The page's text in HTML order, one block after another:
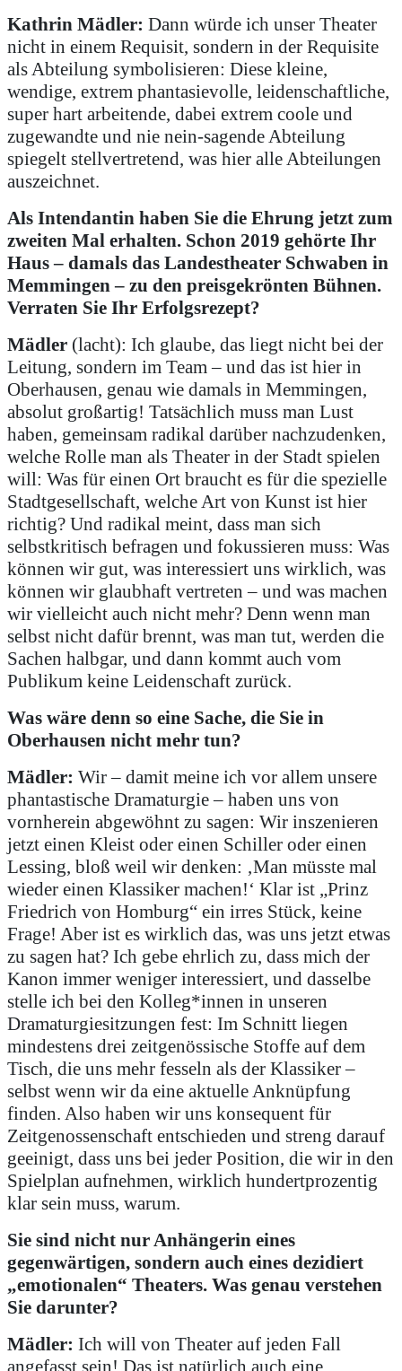
Kathrin Mädler: Dann würde ich unser Theater
nicht in einem Requisit, sondern in der Requisite
als Abteilung symbolisieren: Diese kleine,
wendige, extrem phantasievolle, leidenschaftliche,
super hart arbeitende, dabei extrem coole und
zugewandte und nie nein-sagende Abteilung
spiegelt stellvertretend, was hier alle Abteilungen
auszeichnet.
Als Intendantin haben Sie die Ehrung jetzt zum
zweiten Mal erhalten. Schon 2019 gehörte Ihr
Haus – damals das Landestheater Schwaben in
Memmingen – zu den preisgekrönten Bühnen.
Verraten Sie Ihr Erfolgsrezept?
Mädler (lacht): Ich glaube, das liegt nicht bei der
Leitung, sondern im Team – und das ist hier in
Oberhausen, genau wie damals in Memmingen,
absolut großartig! Tatsächlich muss man Lust
haben, gemeinsam radikal darüber nachzudenken,
welche Rolle man als Theater in der Stadt spielen
will: Was für einen Ort braucht es für die spezielle
Stadtgesellschaft, welche Art von Kunst ist hier
richtig? Und radikal meint, dass man sich
selbstkritisch befragen und fokussieren muss: Was
können wir gut, was interessiert uns wirklich, was
können wir glaubhaft vertreten – und was machen
wir vielleicht auch nicht mehr? Denn wenn man
selbst nicht dafür brennt, was man tut, werden die
Sachen halbgar, und dann kommt auch vom
Publikum keine Leidenschaft zurück.
Was wäre denn so eine Sache, die Sie in
Oberhausen nicht mehr tun?
Mädler: Wir – damit meine ich vor allem unsere
phantastische Dramaturgie – haben uns von
vornherein abgewöhnt zu sagen: Wir inszenieren
jetzt einen Kleist oder einen Schiller oder einen
Lessing, bloß weil wir denken: ‚Man müsste mal
wieder einen Klassiker machen!‘ Klar ist „Prinz
Friedrich von Homburg“ ein irres Stück, keine
Frage! Aber ist es wirklich das, was uns jetzt etwas
zu sagen hat? Ich gebe ehrlich zu, dass mich der
Kanon immer weniger interessiert, und dasselbe
stelle ich bei den Kolleg*innen in unseren
Dramaturgiesitzungen fest: Im Schnitt liegen
mindestens drei zeitgenössische Stoffe auf dem
Tisch, die uns mehr fesseln als der Klassiker –
selbst wenn wir da eine aktuelle Anknüpfung
finden. Also haben wir uns konsequent für
Zeitgenossenschaft entschieden und streng darauf
geeinigt, dass uns bei jeder Position, die wir in den
Spielplan aufnehmen, wirklich hundertprozentig
klar sein muss, warum.
Sie sind nicht nur Anhängerin eines
gegenwärtigen, sondern auch eines dezidiert
„emotionalen“ Theaters. Was genau verstehen
Sie darunter?
Mädler: Ich will von Theater auf jeden Fall